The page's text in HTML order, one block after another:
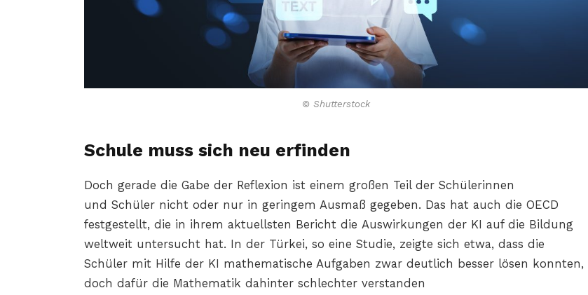
© Shutterstock
Schule muss sich neu erfinden
Doch gerade die Gabe der Reflexion ist einem großen Teil der Schülerinnen
und Schüler nicht oder nur in geringem Ausmaß gegeben. Das hat auch die OECD
festgestellt, die in ihrem aktuellsten Bericht die Auswirkungen der KI auf die Bildung
weltweit untersucht hat. In der Türkei, so eine Studie, zeigte sich etwa, dass die
Schüler mit Hilfe der KI mathematische Aufgaben zwar deutlich besser lösen konnten,
doch dafür die Mathematik dahinter schlechter verstanden